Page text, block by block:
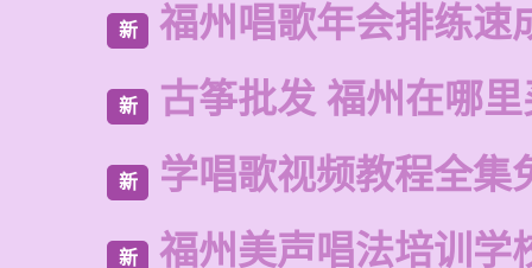
新 福州唱歌年会排练速
新 古筝批发 福州在哪
新 学唱歌视频教程全集
新 福州美声唱法培训学